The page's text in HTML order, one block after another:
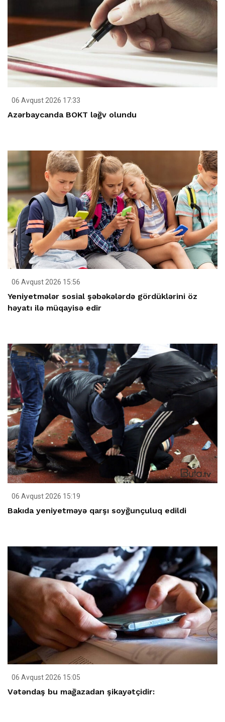
06 Avqust 2026 17:33
Azərbaycanda BOKT ləğv olundu
06 Avqust 2026 15:56
Yeniyetmələr sosial şəbəkələrdə gördüklərini öz
həyatı ilə müqayisə edir
06 Avqust 2026 15:19
Bakıda yeniyetməyə qarşı soyğunçuluq edildi
06 Avqust 2026 15:05
Vətəndaş bu mağazadan şikayətçidir: